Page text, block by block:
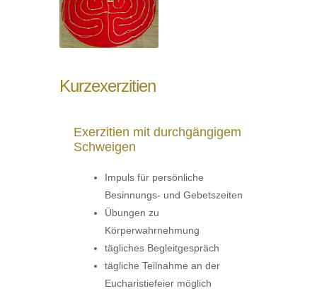
Kurzexerzitien
Exerzitien mit durchgängigem
Schweigen
Impuls für persönliche
Besinnungs- und Gebetszeiten
Übungen zu
Körperwahrnehmung
tägliches Begleitgespräch
tägliche Teilnahme an der
Eucharistiefeier möglich